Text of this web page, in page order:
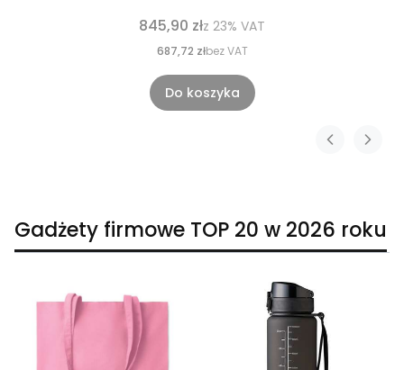
845,90 złz 23% VAT
687,72 złbez VAT
Do koszyka
Gadżety firmowe TOP 20 w 2026 roku